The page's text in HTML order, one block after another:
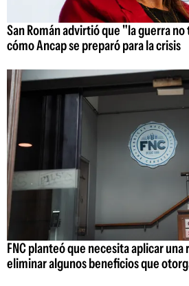
San Román advirtió que "la guerra
cómo Ancap se preparó para la crisis
FNC planteó que necesita aplicar
eliminar algunos beneficios que